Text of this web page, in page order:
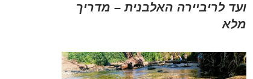
ועד לריביירה האלבנית – מדריך
מלא